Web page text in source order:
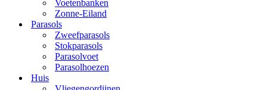
Voetenbanken
Zonne-Eiland
Parasols
Zweefparasols
Stokparasols
Parasolvoet
Parasolhoezen
Huis